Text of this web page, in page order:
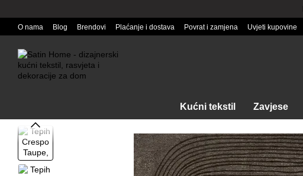
O nama Blog Brendovi Plaćanje i dostava Povrat i zamjena Uvjeti kupovine
Kućni tekstil Zavjese